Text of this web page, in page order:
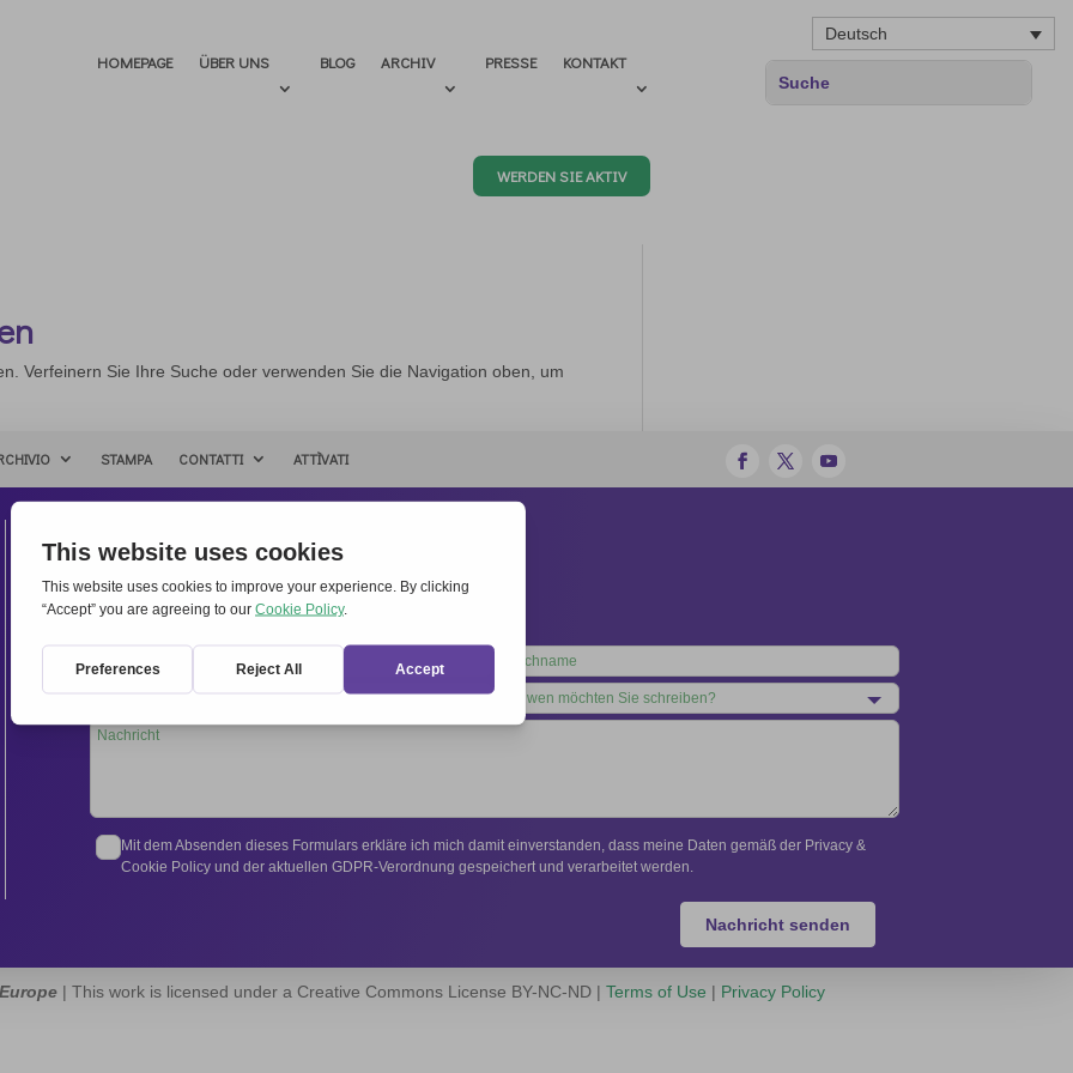
Deutsch
HOMEPAGE ÜBER UNS BLOG ARCHIV PRESSE KONTAKT
WERDEN SIE AKTIV
Verfeinern Sie Ihre Suche oder verwenden Sie die Navigation oben, um
STAMPA CONTATTI ATTÌVATI
Internationales Sekretariat:
Via Frascati 336, 00040 Rocca di Papa (Rom), Italien
Tel. +39 06 94798302
this
Mit dem Absenden dieses Formulars erkläre ich mich damit einverstanden, dass meine Daten gemäß der Privacy &
Cookie Policy und der aktuellen GDPR-Verordnung gespeichert und verarbeitet werden.
Nachricht senden
| This work is licensed under a Creative Commons License BY-NC-ND | Terms of Use | Privacy Policy